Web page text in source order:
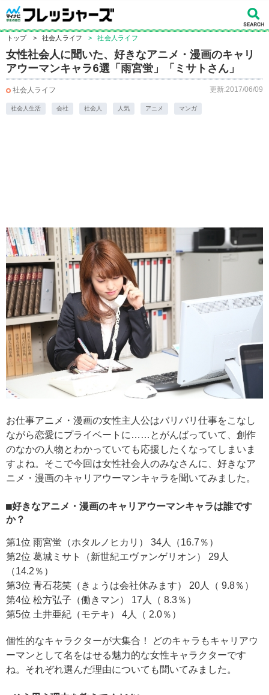
トップ > 社会人ライフ > 社会人ライフ
女性社会人に聞いた、好きなアニメ・漫画のキャリ
アウーマンキャラ6選「雨宮蛍」「ミサトさん」
社会人ライフ 更新:2017/06/09
社会人生活 会社 社会人 人気 アニメ マンガ
お仕事アニメ・漫画の女性主人公はバリバリ仕事をこなし
ながら恋愛にプライベートに……とがんばっていて、創作
のなかの人物とわかっていても応援したくなってしまいま
すよね。そこで今回は女性社会人のみなさんに、好きなア
ニメ・漫画のキャリアウーマンキャラを聞いてみました。
■好きなアニメ・漫画のキャリアウーマンキャラは誰です
か？
第1位 雨宮蛍（ホタルノヒカリ） 34人（16.7％）
第2位 葛城ミサト（新世紀エヴァンゲリオン） 29人
（14.2％）
第3位 青石花笑（きょうは会社休みます） 20人（ 9.8％）
第4位 松方弘子（働きマン） 17人（ 8.3％）
第5位 土井亜紀（モテキ） 4人（ 2.0％）
個性的なキャラクターが大集合！ どのキャラもキャリアウ
ーマンとして名をはせる魅力的な女性キャラクターです
ね。それぞれ選んだ理由についても聞いてみました。